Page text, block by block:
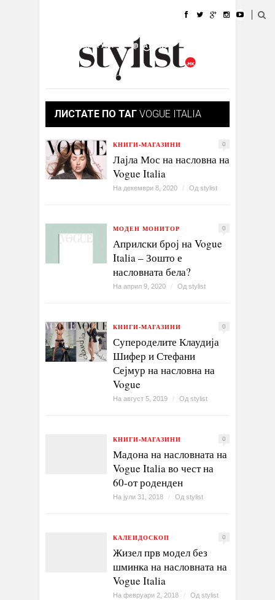
УБАВИНА
КУЛТУРА @РАБОТА
ИЗЛОГ
ЛИСТАТЕ ПО ТАГ VOGUE ITALIA
КНИГИ-МАГАЗИНИ 0
Лајла Мос на насловна на
Vogue Italia
На декември 8, 2020 / Од stylist
МОДЕН МОНИТОР 0
Априлски број на Vogue
Italia – Зошто е
насловната бела?
На април 9, 2020 / Од stylist
КНИГИ-МАГАЗИНИ 0
Супероделите Клаудија
Шифер и Стефани
Сејмур на насловна на
Vogue
На август 5, 2019 / Од stylist
КНИГИ-МАГАЗИНИ 0
Мадона на насловната на
Vogue Italia во чест на
60-от роденден
На јули 31, 2018 / Од stylist
КАЛЕИДОСКОП 0
Жизел прв модел без
шминка на насловната на
Vogue Italia
На февруари 2, 2018 / Од stylist